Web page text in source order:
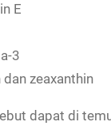
E
3
dan zeaxanthin
dapat di